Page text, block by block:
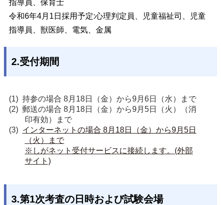
指導員、保育士
令和6年4月1日採用予定:心理判定員、児童福祉司、児童
指導員、獣医師、電気、金属
2.受付期間
持参の場合 8月18日（金）から9月6日（水）まで
郵送の場合 8月18日（金）から9月5日（火）（消
印有効）まで
インターネットの場合 8月18日（金）から9月5日
（火）まで
※しがネット受付サービスに接続します。(外部
サイト)
3.第1次考査の日時および試験会場